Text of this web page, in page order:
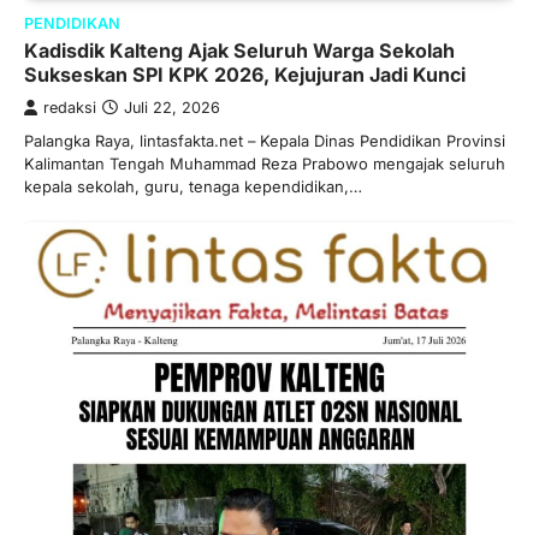
PENDIDIKAN
Kadisdik Kalteng Ajak Seluruh Warga Sekolah
Sukseskan SPI KPK 2026, Kejujuran Jadi Kunci
redaksi Juli 22, 2026
Palangka Raya, lintasfakta.net – Kepala Dinas Pendidikan Provinsi
Kalimantan Tengah Muhammad Reza Prabowo mengajak seluruh
kepala sekolah, guru, tenaga kependidikan,…